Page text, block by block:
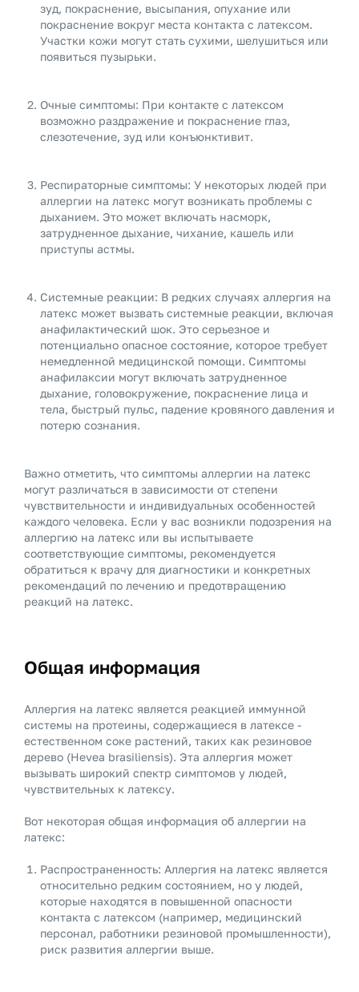
зуд, покраснение, высыпания, опухание или
покраснение вокруг места контакта с латексом.
Участки кожи могут стать сухими, шелушиться или
появиться пузырьки.
Очные симптомы: При контакте с латексом
возможно раздражение и покраснение глаз,
слезотечение, зуд или конъюнктивит.
Респираторные симптомы: У некоторых людей при
аллергии на латекс могут возникать проблемы с
дыханием. Это может включать насморк,
затрудненное дыхание, чихание, кашель или
приступы астмы.
Системные реакции: В редких случаях аллергия на
латекс может вызвать системные реакции, включая
анафилактический шок. Это серьезное и
потенциально опасное состояние, которое требует
немедленной медицинской помощи. Симптомы
анафилаксии могут включать затрудненное
дыхание, головокружение, покраснение лица и
тела, быстрый пульс, падение кровяного давления и
потерю сознания.
Важно отметить, что симптомы аллергии на латекс
могут различаться в зависимости от степени
чувствительности и индивидуальных особенностей
каждого человека. Если у вас возникли подозрения на
аллергию на латекс или вы испытываете
соответствующие симптомы, рекомендуется
обратиться к врачу для диагностики и конкретных
рекомендаций по лечению и предотвращению
реакций на латекс.
Общая информация
Аллергия на латекс является реакцией иммунной
системы на протеины, содержащиеся в латексе -
естественном соке растений, таких как резиновое
дерево (Hevea brasiliensis). Эта аллергия может
вызывать широкий спектр симптомов у людей,
чувствительных к латексу.
Вот некоторая общая информация об аллергии на
латекс:
Распространенность: Аллергия на латекс является
относительно редким состоянием, но у людей,
которые находятся в повышенной опасности
контакта с латексом (например, медицинский
персонал, работники резиновой промышленности),
риск развития аллергии выше.